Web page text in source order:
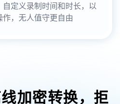
定义录制时间和时长，以
，无人值守更自由
加密转换，拒